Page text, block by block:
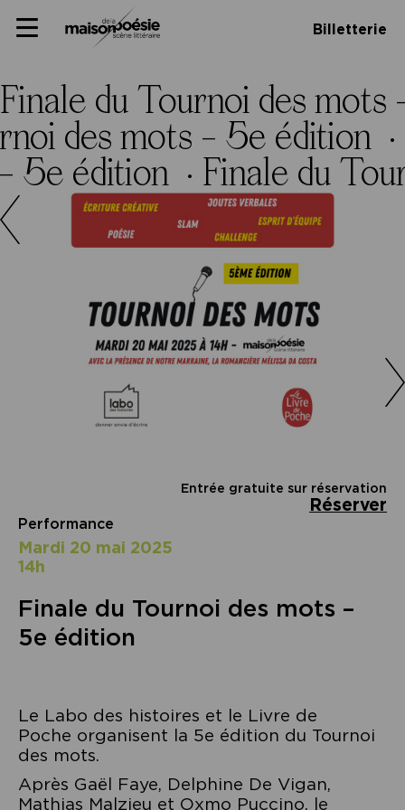
Panneau de gestion des cookies
to
littéraire
Primary
Billetterie
Finale du Tournoi des
des mots – 5e édition ·
5e édition · Finale du
Entrée gratuite sur réservation
Réserver
Performance
mardi 20 mai 2025
14h
Finale du Tournoi des mots –
5e édition
Le Labo des histoires et le Livre de
Poche organisent la 5e édition du Tournoi
des mots.
Après Gaël Faye, Delphine De Vigan,
Mathias Malzieu et Oxmo Puccino, le